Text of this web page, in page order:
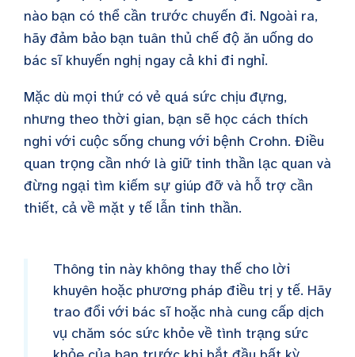
nào bạn có thể cần trước chuyến đi. Ngoài ra,
hãy đảm bảo bạn tuân thủ chế độ ăn uống do
bác sĩ khuyến nghị ngay cả khi đi nghỉ.
Mặc dù mọi thứ có vẻ quá sức chịu đựng,
nhưng theo thời gian, bạn sẽ học cách thích
nghi với cuộc sống chung với bệnh Crohn. Điều
quan trọng cần nhớ là giữ tinh thần lạc quan và
đừng ngại tìm kiếm sự giúp đỡ và hỗ trợ cần
thiết, cả về mặt y tế lẫn tinh thần.
Thông tin này không thay thế cho lời
khuyên hoặc phương pháp điều trị y tế. Hãy
trao đổi với bác sĩ hoặc nhà cung cấp dịch
vụ chăm sóc sức khỏe về tình trạng sức